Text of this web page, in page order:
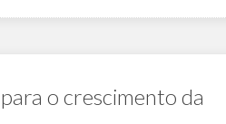
o crescimento da